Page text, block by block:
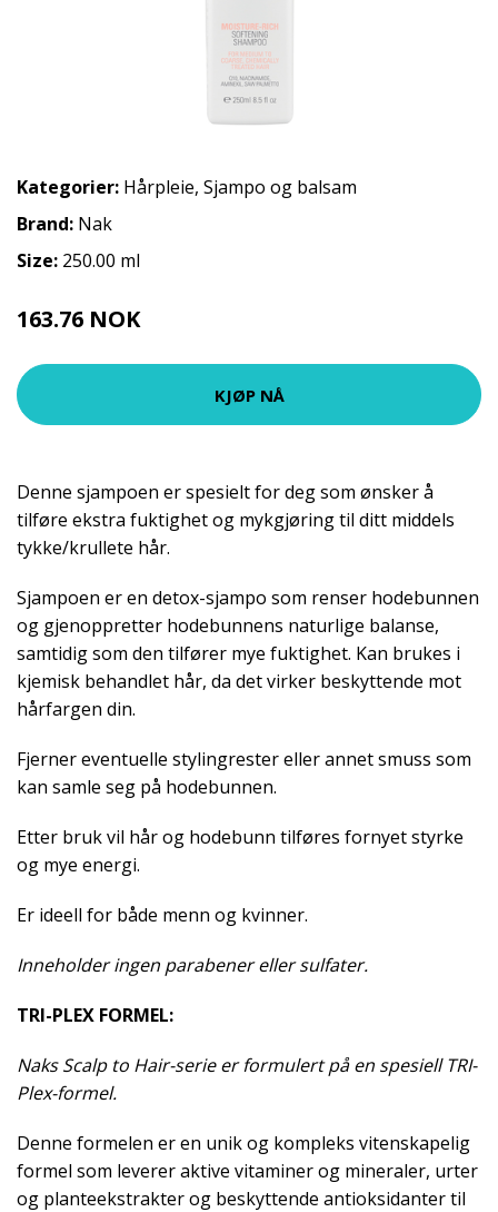
Kategorier: Hårpleie, Sjampo og balsam
Brand: Nak
Size: 250.00 ml
163.76 NOK
KJØP NÅ
Denne sjampoen er spesielt for deg som ønsker å
tilføre ekstra fuktighet og mykgjøring til ditt middels
tykke/krullete hår.
Sjampoen er en detox-sjampo som renser hodebunnen
og gjenoppretter hodebunnens naturlige balanse,
samtidig som den tilfører mye fuktighet. Kan brukes i
kjemisk behandlet hår, da det virker beskyttende mot
hårfargen din.
Fjerner eventuelle stylingrester eller annet smuss som
kan samle seg på hodebunnen.
Etter bruk vil hår og hodebunn tilføres fornyet styrke
og mye energi.
Er ideell for både menn og kvinner.
Inneholder ingen parabener eller sulfater.
TRI-PLEX FORMEL:
Naks Scalp to Hair-serie er formulert på en spesiell TRI-
Plex-formel.
Denne formelen er en unik og kompleks vitenskapelig
formel som leverer aktive vitaminer og mineraler, urter
og planteekstrakter og beskyttende antioksidanter til